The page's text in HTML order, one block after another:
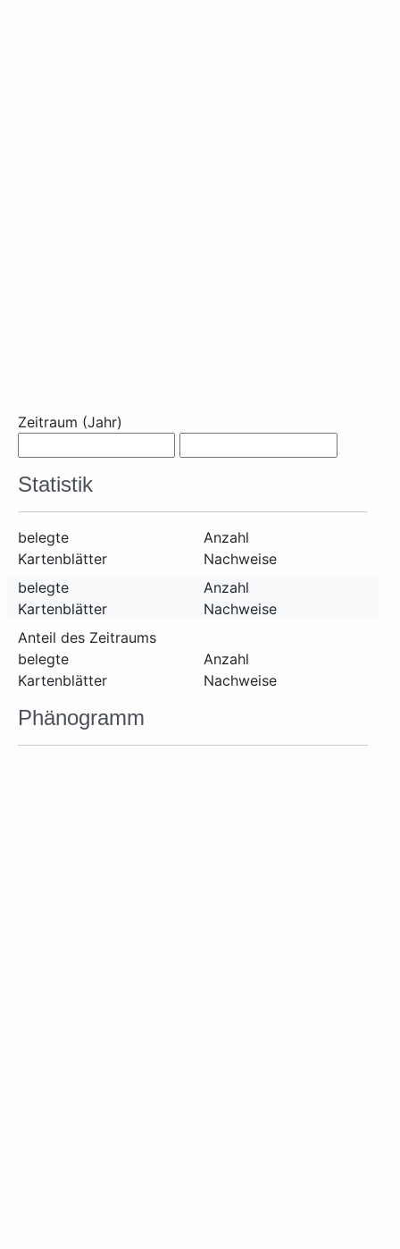
Zeitraum (Jahr)
Statistik
belegte
Kartenblätter
Anzahl
Nachweise
belegte
Kartenblätter
Anzahl
Nachweise
Anteil des Zeitraums
belegte
Kartenblätter
Anzahl
Nachweise
Phänogramm